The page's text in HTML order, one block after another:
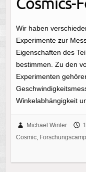
Wir haben
Experimente zur
Eigenschaften des
bestimmen. Zu den
Experimenten
Winkelabhängigkeit
Michael Winter
Cosmic,